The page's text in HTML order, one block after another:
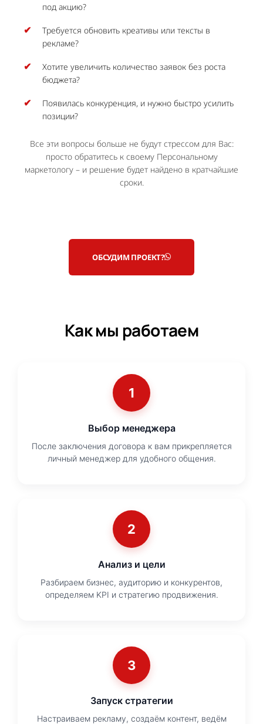
под акцию?
Требуется обновить креативы или тексты в
рекламе?
Хотите увеличить количество заявок без роста
бюджета?
Появилась конкуренция, и нужно быстро усилить
позиции?
Все эти вопросы больше не будут стрессом для Вас:
просто обратитесь к своему Персональному
маркетологу – и решение будет найдено в кратчайшие
сроки.
ОБСУДИМ ПРОЕКТ?
Как мы работаем
1
Выбор менеджера
После заключения договора к вам прикрепляется
личный менеджер для удобного общения.
2
Анализ и цели
Разбираем бизнес, аудиторию и конкурентов,
определяем KPI и стратегию продвижения.
3
Запуск стратегии
Настраиваем рекламу, создаём контент, ведём